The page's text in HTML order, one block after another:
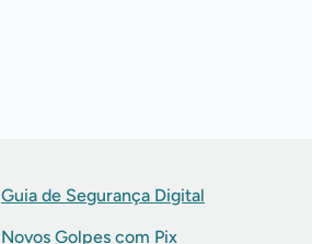
Guia de Segurança Digital
Novos Golpes com Pix